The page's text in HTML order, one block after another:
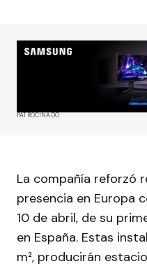
PATROCINADO
La compañía reforzó
presencia en Europa
10 de abril, de su
en España. Estas
m², producirán